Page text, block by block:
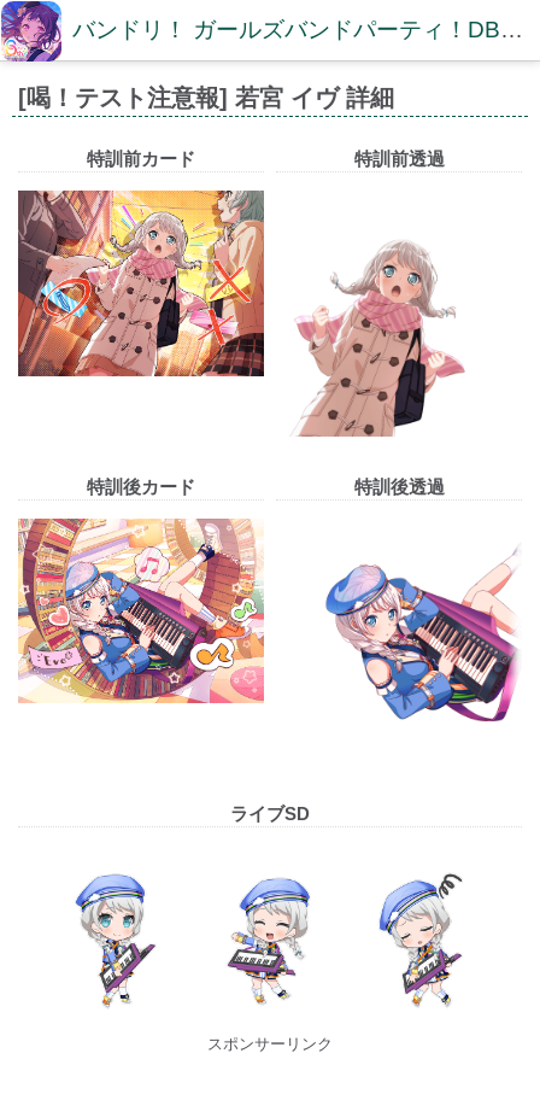
バンドリ！ ガールズバンドパーティ！DB【ガルパDB】
[喝！テスト注意報] 若宮 イヴ 詳細
特訓前カード 特訓前透過
特訓後カード 特訓後透過
ライブSD
スポンサーリンク